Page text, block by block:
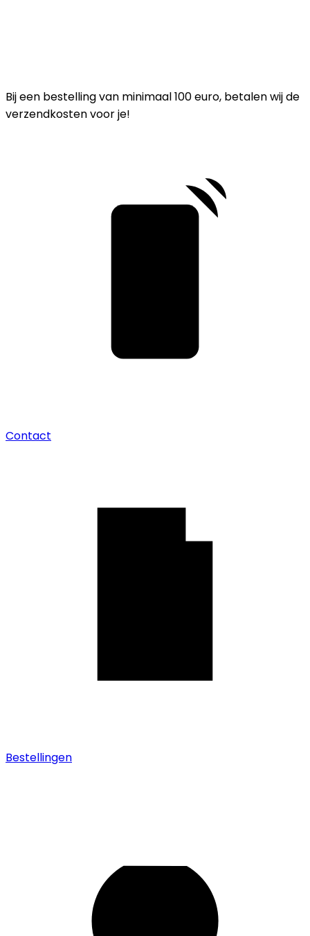
Bij een bestelling van minimaal 100 euro, betalen wij de
verzendkosten voor je!
Contact
Bestellingen